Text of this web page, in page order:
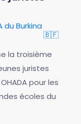
du Burkina
🇧🇫
la troisième
juristes
pour les
écoles du